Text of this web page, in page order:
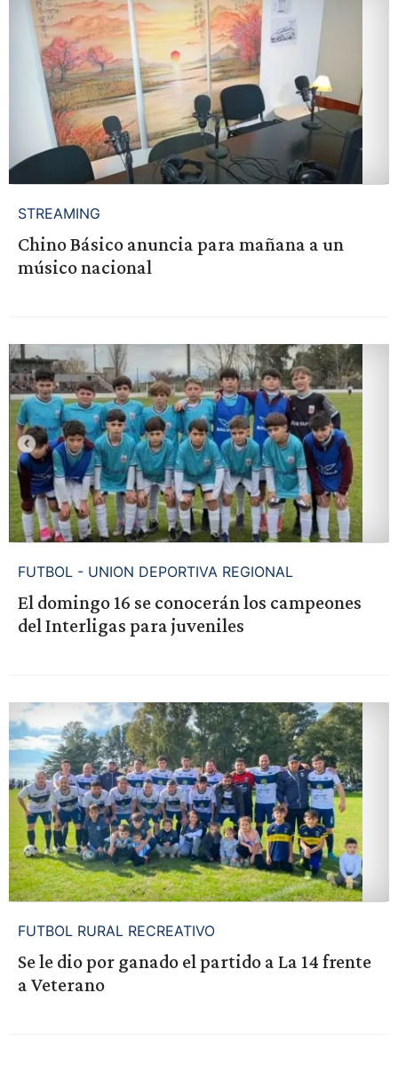
STREAMING
Chino Básico anuncia para mañana a un
músico nacional
FUTBOL - UNION DEPORTIVA REGIONAL
El domingo 16 se conocerán los campeones
del Interligas para juveniles
FUTBOL RURAL RECREATIVO
Se le dio por ganado el partido a La 14 frente
a Veterano